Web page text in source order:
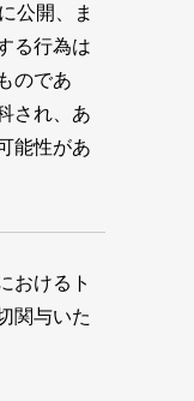
公開、ま
る行為は
のであ
され、あ
能性があ
おけるト
関与いた